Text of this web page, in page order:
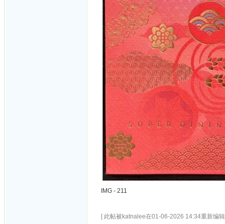
IMG - 211
[ 此帖被katnalee在01-06-2026 14:34重新编